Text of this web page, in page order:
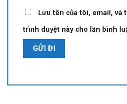
Lưu tên của tôi, email, và
trình duyệt này cho lần bình